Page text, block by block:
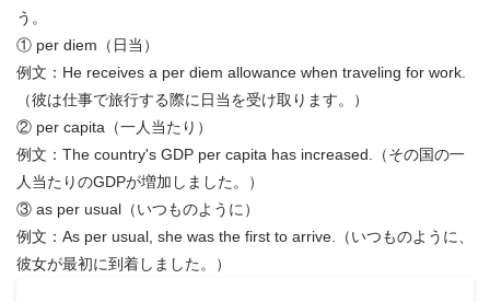
う。
① per diem（日当）
例文：He receives a per diem allowance when traveling for work.
（彼は仕事で旅行する際に日当を受け取ります。）
② per capita（一人当たり）
例文：The country's GDP per capita has increased.（その国の一
人当たりのGDPが増加しました。）
③ as per usual（いつものように）
例文：As per usual, she was the first to arrive.（いつものように、
彼女が最初に到着しました。）